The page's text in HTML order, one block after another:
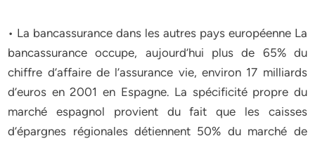
• La bancassurance dans les autres pays européenne La
bancassurance occupe, aujourd’hui plus de 65% du
chiffre d’affaire de l’assurance vie, environ 17 milliards
d’euros en 2001 en Espagne. La spécificité propre du
marché espagnol provient du fait que les caisses
d’épargnes régionales détiennent 50% du marché de